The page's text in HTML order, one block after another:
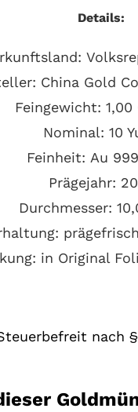
Details:
China Gold
Feingewicht: 1,00
Nominal: 10
Feinheit: Au
Prägejahr:
Durchmesser:
in Original
nach